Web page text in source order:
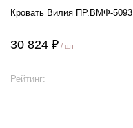
Кровать Вилия ПР.ВМФ-5093
30 824 ₽ / шт
Рейтинг: